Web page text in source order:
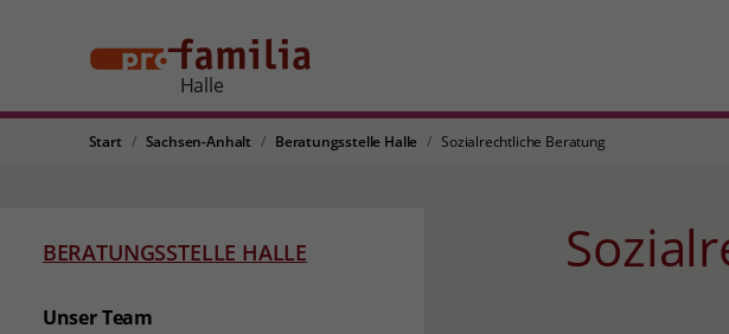
Halle
Start Sachsen-Anhalt Beratungsstelle Halle Sozialrechtliche Beratung
BERATUNGSSTELLE HALLE
Unser Team